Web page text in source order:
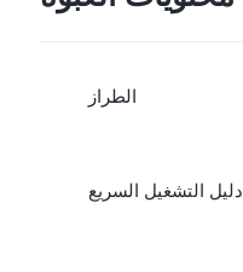
الطراز
دليل التشغيل السريع